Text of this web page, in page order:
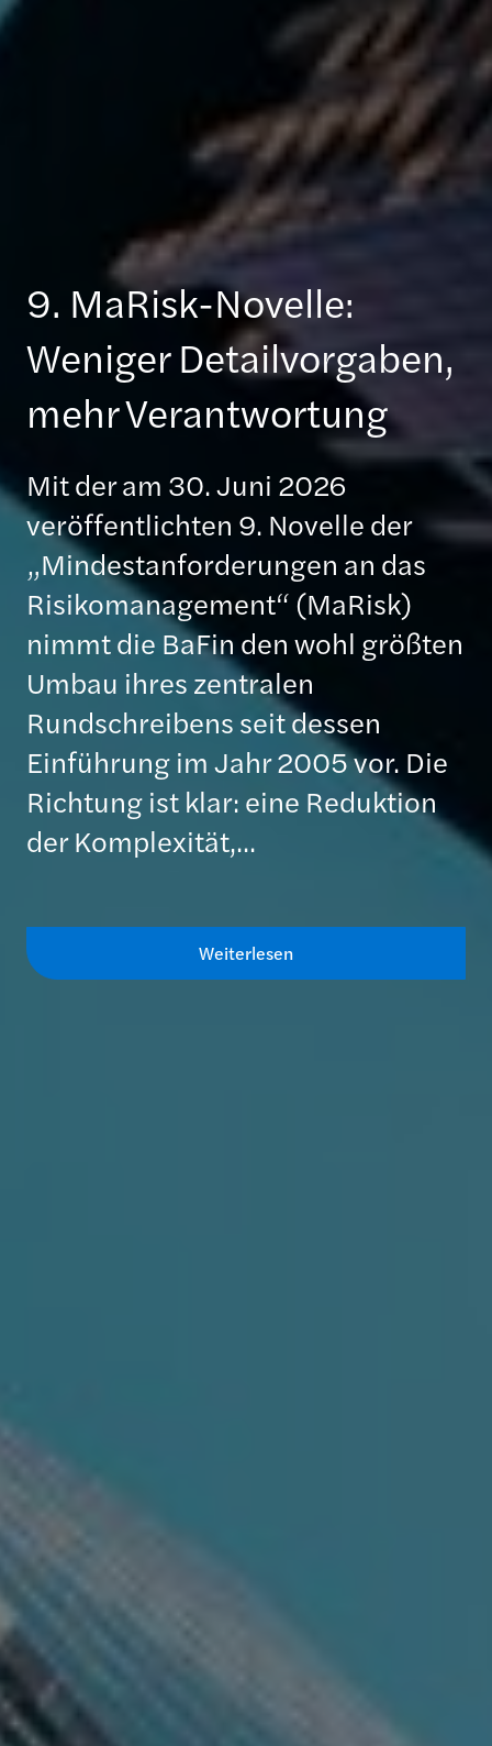
9. MaRisk-Novelle:
Weniger Detailvorgaben,
mehr Verantwortung
Mit der am 30. Juni 2026
veröffentlichten 9. Novelle der
„Mindestanforderungen an das
Risikomanagement“ (MaRisk)
nimmt die BaFin den wohl größten
Umbau ihres zentralen
Rundschreibens seit dessen
Einführung im Jahr 2005 vor. Die
Richtung ist klar: eine Reduktion
der Komplexität,...
Weiterlesen